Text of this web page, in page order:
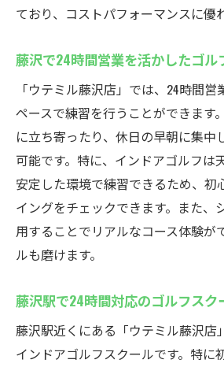
ており、コストパフォーマンスに優
藤沢で24時間営業を活かしたゴル
「ウテミル藤沢店」では、24時間
ペースで練習を行うことができます
に立ち寄ったり、休日の早朝に集中
可能です。特に、インドアゴルフは
安定した環境で練習できるため、初
イングをチェックできます。また、
用することでリアルなコース体験が
ルも磨けます。
藤沢駅で24時間対応のゴルフスク
藤沢駅近くにある「ウテミル藤沢店
インドアゴルフスクールです。特に